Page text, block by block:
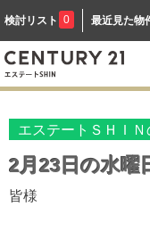
検討リスト 0 最近見た物
エステートＳＨＩＮ
2月23日の水曜
皆様